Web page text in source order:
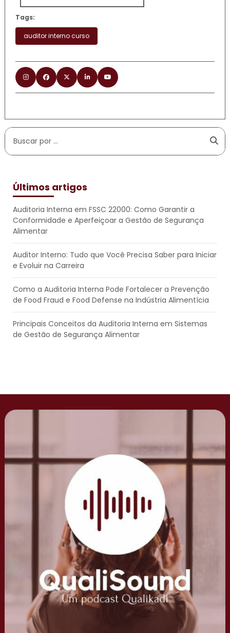
Tags:
auditor interno curso
Últimos artigos
Auditoria Interna em FSSC 22000: Como Garantir a
Conformidade e Aperfeiçoar a Gestão de Segurança
Alimentar
Auditor Interno: Tudo que Você Precisa Saber para Iniciar
e Evoluir na Carreira
Como a Auditoria Interna Pode Fortalecer a Prevenção
de Food Fraud e Food Defense na Indústria Alimentícia
Principais Conceitos da Auditoria Interna em Sistemas
de Gestão de Segurança Alimentar